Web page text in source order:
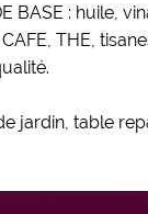
BASE : huile,
THE,
jardin, table